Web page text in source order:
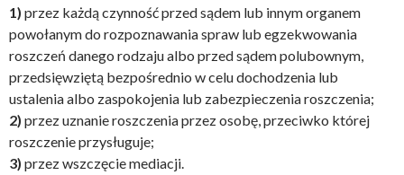
1) przez każdą czynność przed sądem lub innym organem
powołanym do rozpoznawania spraw lub egzekwowania
roszczeń danego rodzaju albo przed sądem polubownym,
przedsięwziętą bezpośrednio w celu dochodzenia lub
ustalenia albo zaspokojenia lub zabezpieczenia roszczenia;
2) przez uznanie roszczenia przez osobę, przeciwko której
roszczenie przysługuje;
3) przez wszczęcie mediacji.